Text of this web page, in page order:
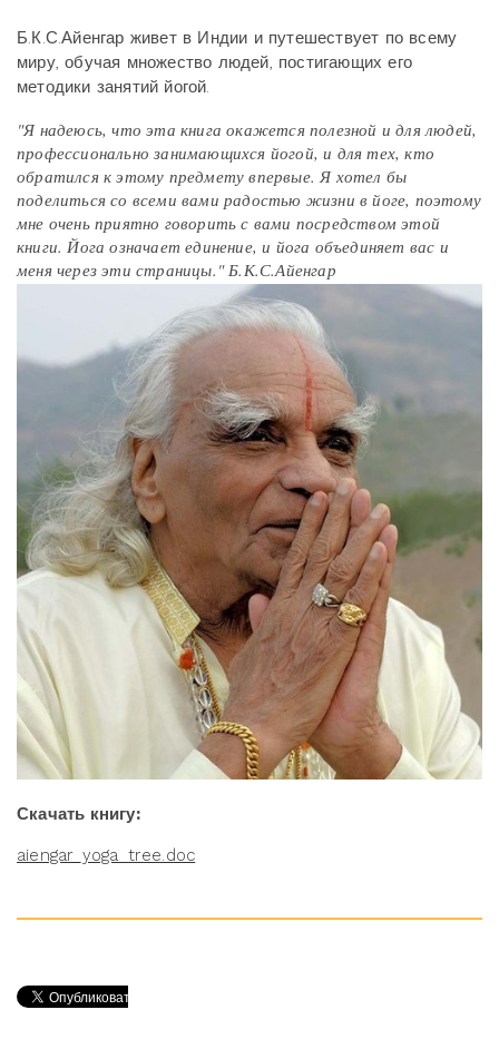
Б.К.С.Айенгар живет в Индии и путешествует по всему
миру, обучая множество людей, постигающих его
методики занятий йогой.
"Я надеюсь, что эта книга окажется полезной и для людей,
профессионально занимающихся йогой, и для тех, кто
обратился к этому предмету впервые. Я хотел бы
поделиться со всеми вами радостью жизни в йоге, поэтому
мне очень приятно говорить с вами посредством этой
книги. Йога означает единение, и йога объединяет вас и
меня через эти страницы." Б.К.С.Айенгар
Скачать книгу:
aiengar_yoga_tree.doc